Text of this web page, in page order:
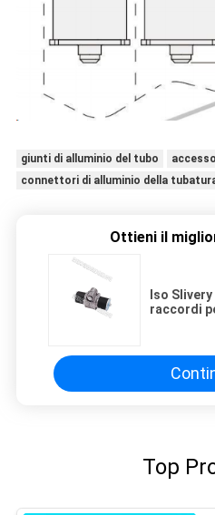
giunti di alluminio del tubo
connettori di alluminio della
Ottieni il
Iso
raccordi
Top